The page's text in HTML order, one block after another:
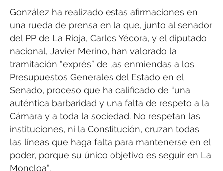
González ha realizado estas afirmaciones en
una rueda de prensa en la que, junto al senador
del PP de La Rioja, Carlos Yécora, y el diputado
nacional, Javier Merino, han valorado la
tramitación “exprés” de las enmiendas a los
Presupuestos Generales del Estado en el
Senado, proceso que ha calificado de “una
auténtica barbaridad y una falta de respeto a la
Cámara y a toda la sociedad. No respetan las
instituciones, ni la Constitución, cruzan todas
las líneas que haga falta para mantenerse en el
poder, porque su único objetivo es seguir en La
Moncloa”.